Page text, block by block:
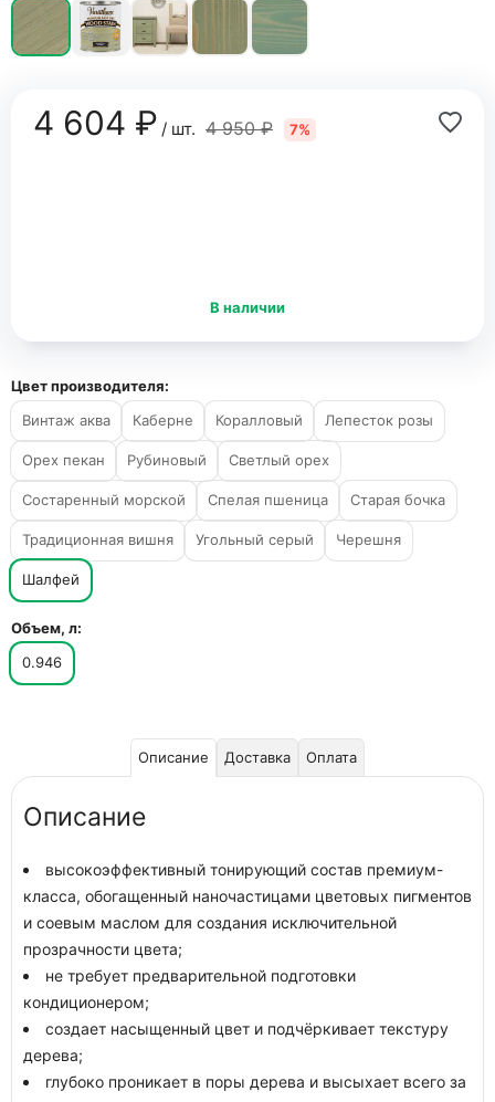
4 604 ₽/ шт. 4 950 ₽ 7%
В наличии
Цвет производителя:
Винтаж аква
Каберне Коралловый Лепесток розы
Орех пекан Рубиновый Светлый орех
Состаренный морской Спелая пшеница Старая бочка
Традиционная вишня Угольный серый Черешня
Шалфей
Объем, л:
0.946
Описание Доставка Оплата
Описание
высокоэффективный тонирующий состав премиум-
класса, обогащенный наночастицами цветовых пигментов
и соевым маслом для создания исключительной
прозрачности цвета;
не требует предварительной подготовки
кондиционером;
создает насыщенный цвет и подчёркивает текстуру
дерева;
глубоко проникает в поры дерева и высыхает всего за